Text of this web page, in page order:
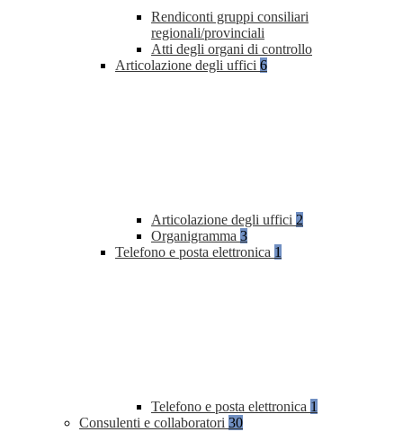
Rendiconti gruppi consiliari
regionali/provinciali
Atti degli organi di controllo
Articolazione degli uffici 6
Articolazione degli uffici 2
Organigramma 3
Telefono e posta elettronica 1
Telefono e posta elettronica 1
Consulenti e collaboratori 30